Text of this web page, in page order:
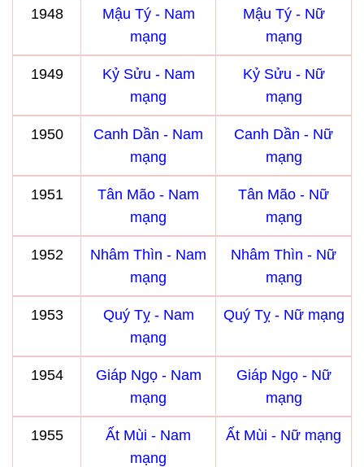
1948
Mậu Tý - Nam
mạng
Mậu Tý - Nữ
mạng
1949
Kỷ Sửu - Nam
mạng
Kỷ Sửu - Nữ
mạng
1950
Canh Dần - Nam
mạng
Canh Dần - Nữ
mạng
1951
Tân Mão - Nam
mạng
Tân Mão - Nữ
mạng
1952
Nhâm Thìn - Nam
mạng
Nhâm Thìn - Nữ
mạng
1953
Quý Tỵ - Nam
mạng
Quý Tỵ - Nữ mạng
1954
Giáp Ngọ - Nam
mạng
Giáp Ngọ - Nữ
mạng
1955
Ất Mùi - Nam
mạng
Ất Mùi - Nữ mạng